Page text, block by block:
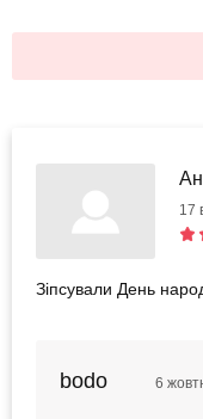
17
Зіпсували День
bodo 6